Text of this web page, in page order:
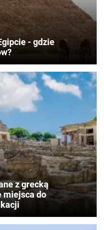
- gdzie
z grecką
miejsca do